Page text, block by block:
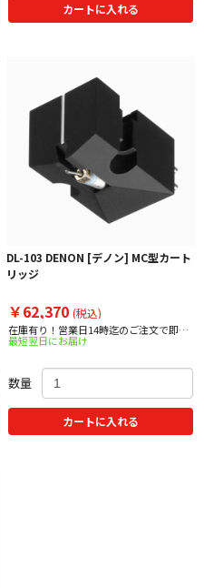
カートに入れる
DL-103 DENON [デノン] MC型カート
リッジ
￥62,370 (税込)
在庫有り！営業日14時迄のご注文で即日
出荷！
最短翌日にお届け
数量
カートに入れる